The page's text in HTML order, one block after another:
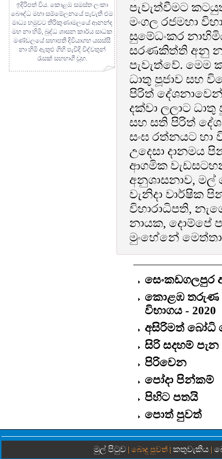
ඉදිරිපත් විය. කොළඹ සමස්ත ලංකා
බෞද්ධ මහා සම්මේලනයේ පැවැති එම
මාධ්‍ය හමුවට තිරිකුණාමලයේ ආනන්ද
මහ නා හිමි, බුද්ධ ශාසන කාර්ය සාධක
මණ්ඩලයේ සභාපති දිවියාගහ යසස්සී
නා හිමි ඇතුළු ගිහි පැවිදි විද්වතුන්
රැසක් සහභාගී වූහ.
පැවැත්වීමට
මංගල රජමහා
සුමේධංකර
සරණකිත්ති අනු
පැවැත්වේ. මෙම
ධාතු පූජාව සහ
පිරිත්
දක්වා ලලාට
සහ සති පිරිත්
සංඝ රත්නයට
උදෙසා දානමය
ආගමික
අනුශාසනාව, මල්
වැනිදා වාර්ෂික
විහාරාධිපති,
නායක, දොම්පේ
මුංහේනේ
සෙංකඩගලපුර
කොළඹ තරුණ
විභාගය - 2020
අසිරිමත්
සිරි සදහම් පැන
පිරිවෙන
පෝදා පින්කම්
පිහිට පතයි
පොත් පුවත්
මුල් පිටුව | බොදු පුවත් | කතුවැකිය |